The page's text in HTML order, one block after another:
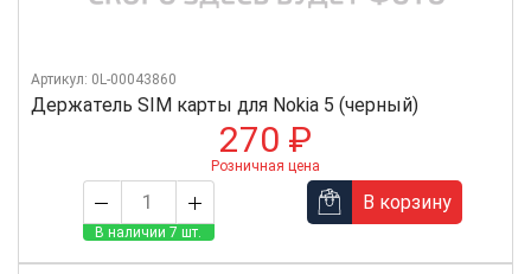
Держатель SIM карты для Nokia 5 (черный)
Артикул: 0L-00043860
270 ₽
Розничная цена
В наличии 7 шт.
В корзину